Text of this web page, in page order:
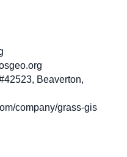
Beaverton,
company/grass-gis